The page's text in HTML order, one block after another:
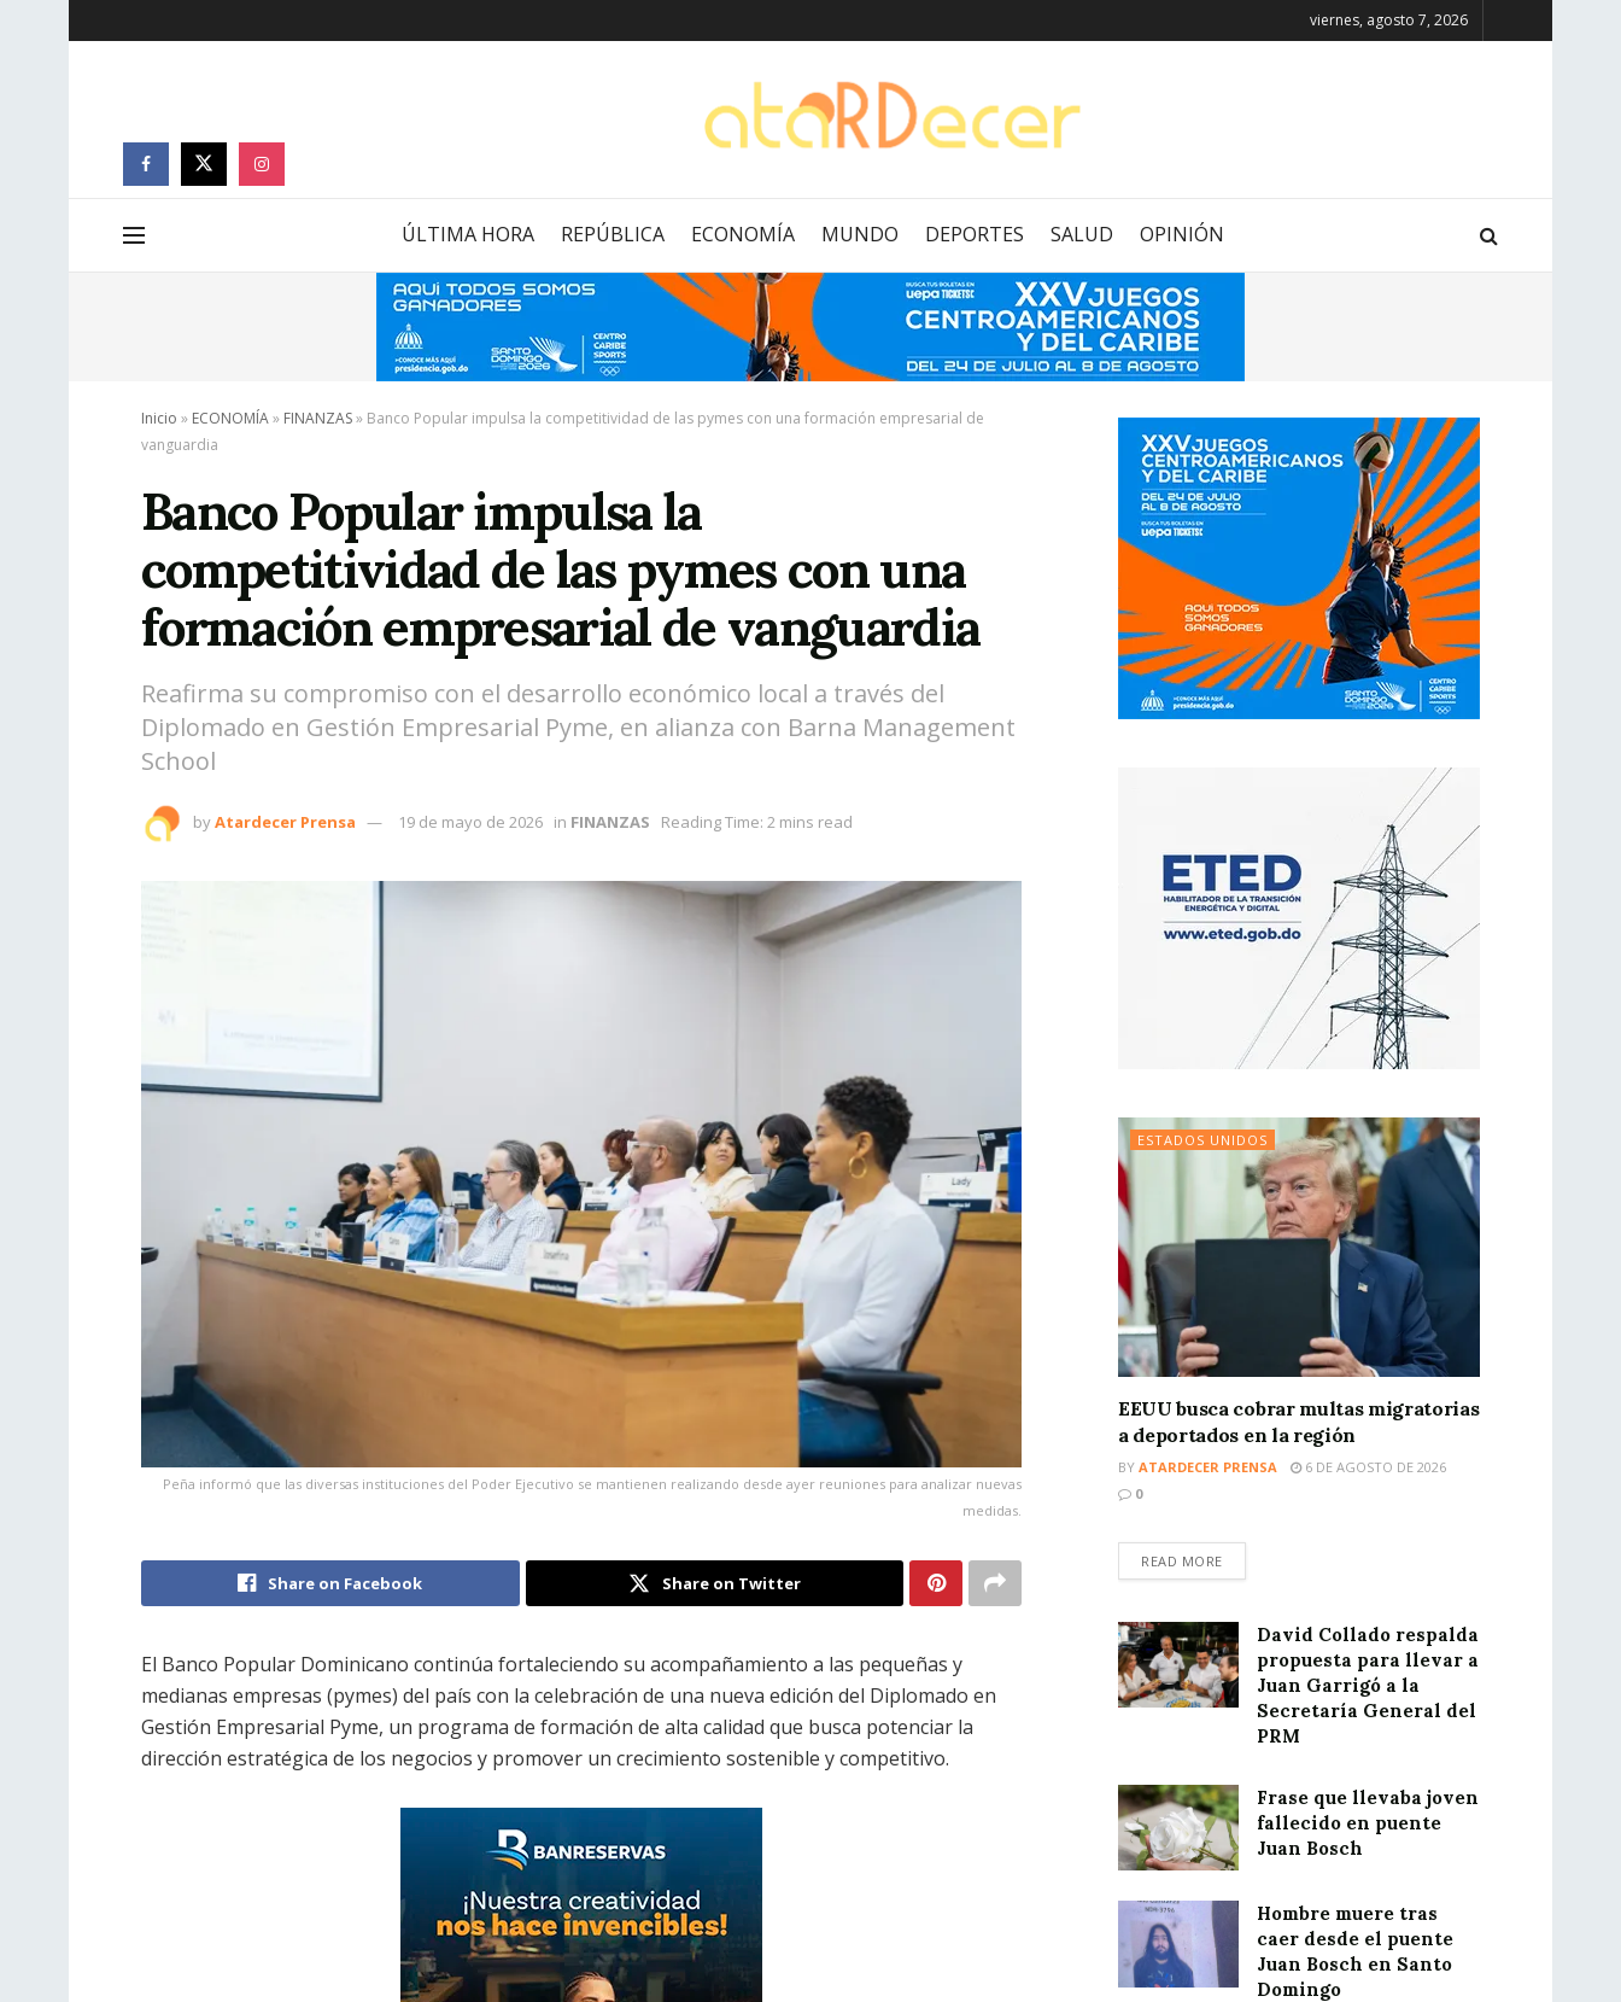
viernes, agosto 7, 2026
ÚLTIMA HORA REPÚBLICA ECONOMÍA MUNDO DEPORTES SALUD OPINIÓN
Inicio » ECONOMÍA» FINANZAS» Banco Popular impulsa la competitividad de las pymes con una formación empresarial de
vanguardia
Banco Popular impulsa la
competitividad de las pymes con una
formación empresarial de vanguardia
Reafirma su compromiso con el desarrollo económico local a través del
Diplomado en Gestión Empresarial Pyme, en alianza con Barna Management
School
byAtardecer Prensa 19 de mayo de 2026 in FINANZAS Reading Time: 2 mins read
Peña informó que las diversas instituciones del Poder Ejecutivo se mantienen realizando desde ayer reuniones para analizar nuevas
medidas.
Share on Facebook Share on Twitter
El Banco Popular Dominicano continúa fortaleciendo su acompañamiento a las pequeñas y
medianas empresas (pymes) del país con la celebración de una nueva edición del Diplomado en
Gestión Empresarial Pyme, un programa de formación de alta calidad que busca potenciar la
dirección estratégica de los negocios y promover un crecimiento sostenible y competitivo.
ESTADOS UNIDOS
EEUU busca cobrar multas migratorias
a deportados en la región
BY ATARDECER PRENSA
6 DE AGOSTO DE 2026
0
READ MORE
David Collado respalda
propuesta para llevar a
Juan Garrigó a la
Secretaría General del
PRM
Frase que llevaba joven
fallecido en puente
Juan Bosch
Hombre muere tras
caer desde el puente
Juan Bosch en Santo
Domingo